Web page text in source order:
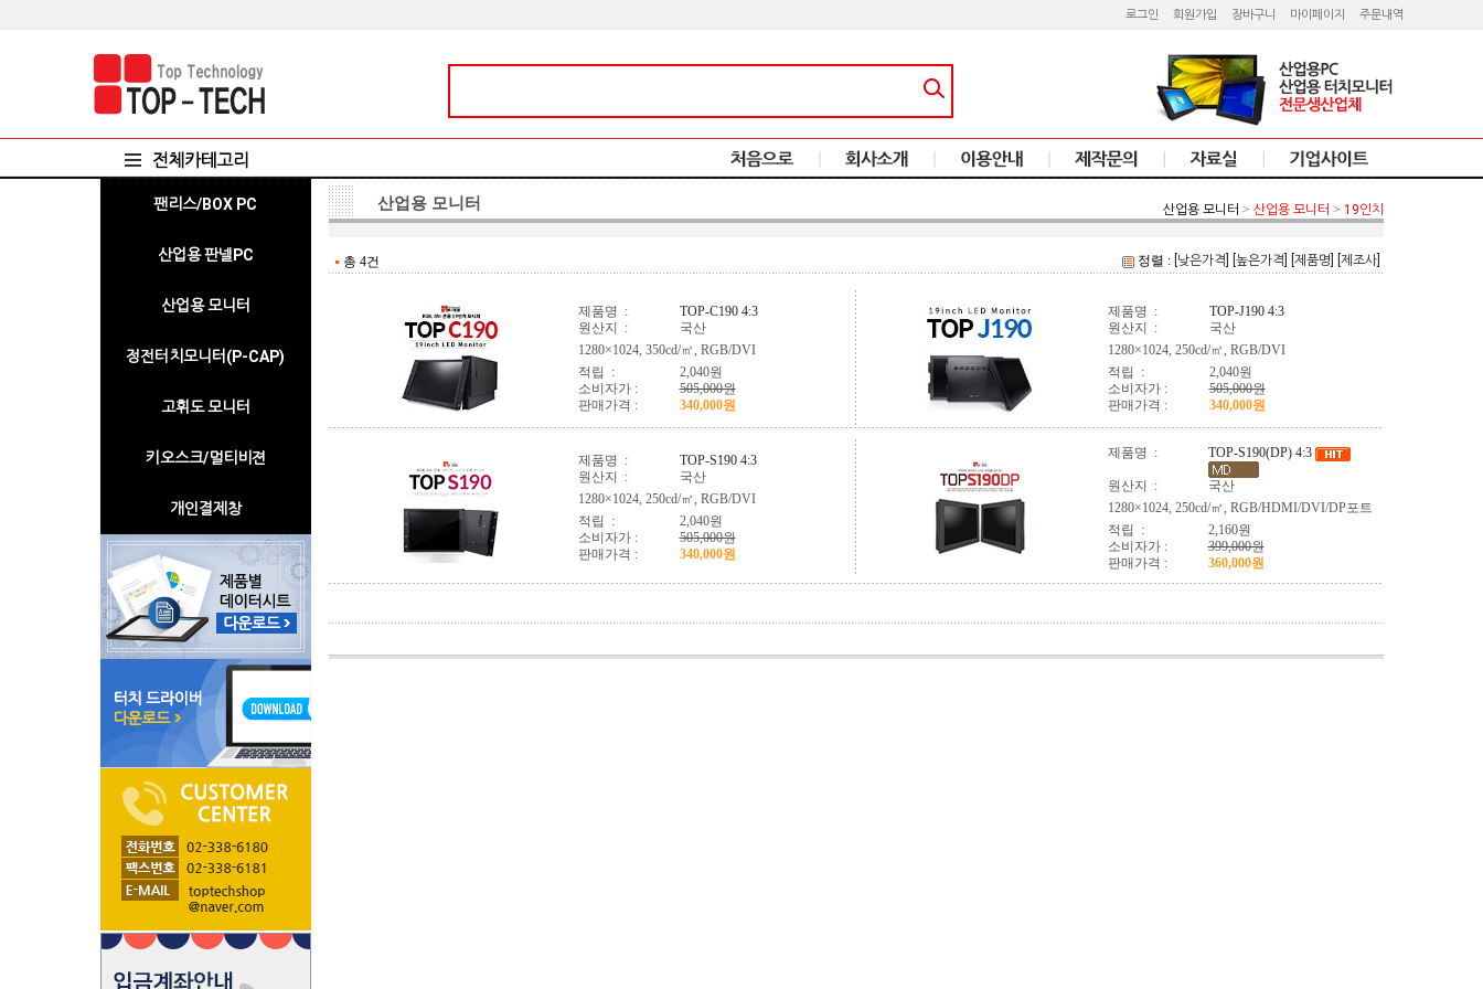
로그인 회원가입 장바구니 마이페이지 주문내역
팬리스/BOX PC
산업용 판넬PC
10.4인치
12.1인치
15인치
17인치
19인치
21.5인치
산업용 모니터
7인치
8인치
10.1인치
10.4인치
12.1인치
15인치
17인치
19인치
21.5인치
23.8인치
27인치
32인치
정전터치모니터(P-CAP)
고휘도 모니터
키오스크/멀티비젼
개인결제창
산업용 모니터 산업용 모니터 > 산업용 모니터 > 19인치
총 4건 정렬 : [낮은가격] [높은가격] [제품명] [제조사]
제품명 : TOP-C190 4:3
원산지 :
국산
1280×1024, 350cd/㎡, RGB/DVI
적립 :
2,040원
소비자가 :
505,000원
판매가격 :
340,000원
제품명 : TOP-J190 4:3
원산지 :
국산
1280×1024, 250cd/㎡, RGB/DVI
적립 :
2,040원
소비자가 :
505,000원
판매가격 :
340,000원
제품명 : TOP-S190 4:3
원산지 :
국산
1280×1024, 250cd/㎡, RGB/DVI
적립 :
2,040원
소비자가 :
505,000원
판매가격 :
340,000원
제품명 : TOP-S190(DP) 4:3
원산지 :
국산
1280×1024, 250cd/㎡, RGB/HDMI/DVI/DP포트
적립 :
2,160원
소비자가 :
399,000원
판매가격 :
360,000원